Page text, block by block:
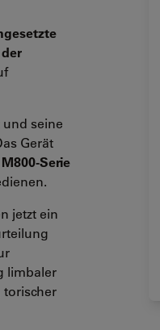
seine
Gerät
Serie
jetzt ein
limbaler
torischer